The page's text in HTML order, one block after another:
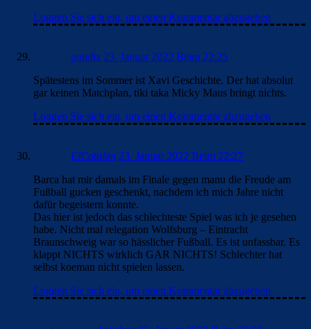
Loggen Sie sich ein, um einen Kommentar abzugeben
gaudix 23. Januar 2022 Beim 22:25
Spätestens im Sommer ist Xavi Geschichte. Der hat absolut
gar keinen Matchplan, tiki taka Micky Maus bringt nichts.
Loggen Sie sich ein, um einen Kommentar abzugeben
ElCatalan 23. Januar 2022 Beim 22:27
Barca hat mir damals im Finale gegen manu die Freude am
Fußball gucken geschenkt, nachdem ich mich Jahre nicht
dafür begeistern konnte.
Das hier ist jedoch das schlechteste Spiel was ich je gesehen
habe. Nicht mal relegation Wolfsburg – Eintracht
Braunschweig war so hässlicher Fußball. Es ist unfassbar. Es
klappt NICHTS wirklich GAR NICHTS! Schlechter hat
selbst koeman nicht spielen lassen.
Loggen Sie sich ein, um einen Kommentar abzugeben